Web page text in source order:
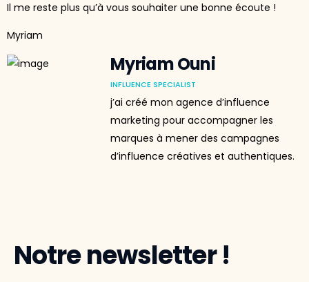
Il me reste plus qu’à vous souhaiter une bonne écoute !
Myriam
Myriam Ouni
INFLUENCE SPECIALIST
j’ai créé mon agence d’influence
marketing pour accompagner les
marques à mener des campagnes
d’influence créatives et authentiques.
Notre newsletter !